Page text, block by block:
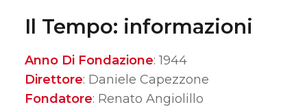
Il Tempo: informazioni
Anno Di Fondazione: 1944
Direttore: Daniele Capezzone
Fondatore: Renato Angiolillo